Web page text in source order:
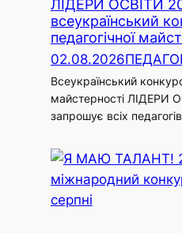
ЛІДЕРИ ОСВІТИ
всеукраїнський
педагогічної
02.08.2026
Всеукраїнський
майстерності ЛІДЕРИ
запрошує всіх